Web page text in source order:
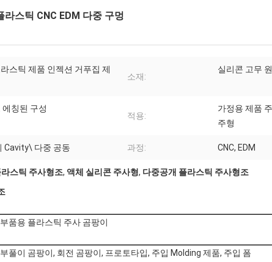
스틱 CNC EDM 다중 구멍
라스틱 제품 인젝션 거푸집 제
소재:
실리콘 고무
에칭된 구성
적용:
가정용 제품
주형
Cavity\ 다중 공동 과정: CNC, EDM
라스틱 주사형조, 액체 실리콘 주사형, 다중공개 플라스틱 주사형조
품용 플라스틱 주사 곰팡이
풀이 곰팡이, 회전 곰팡이, 프로토타입, 주입 Molding 제품, 주입 폼